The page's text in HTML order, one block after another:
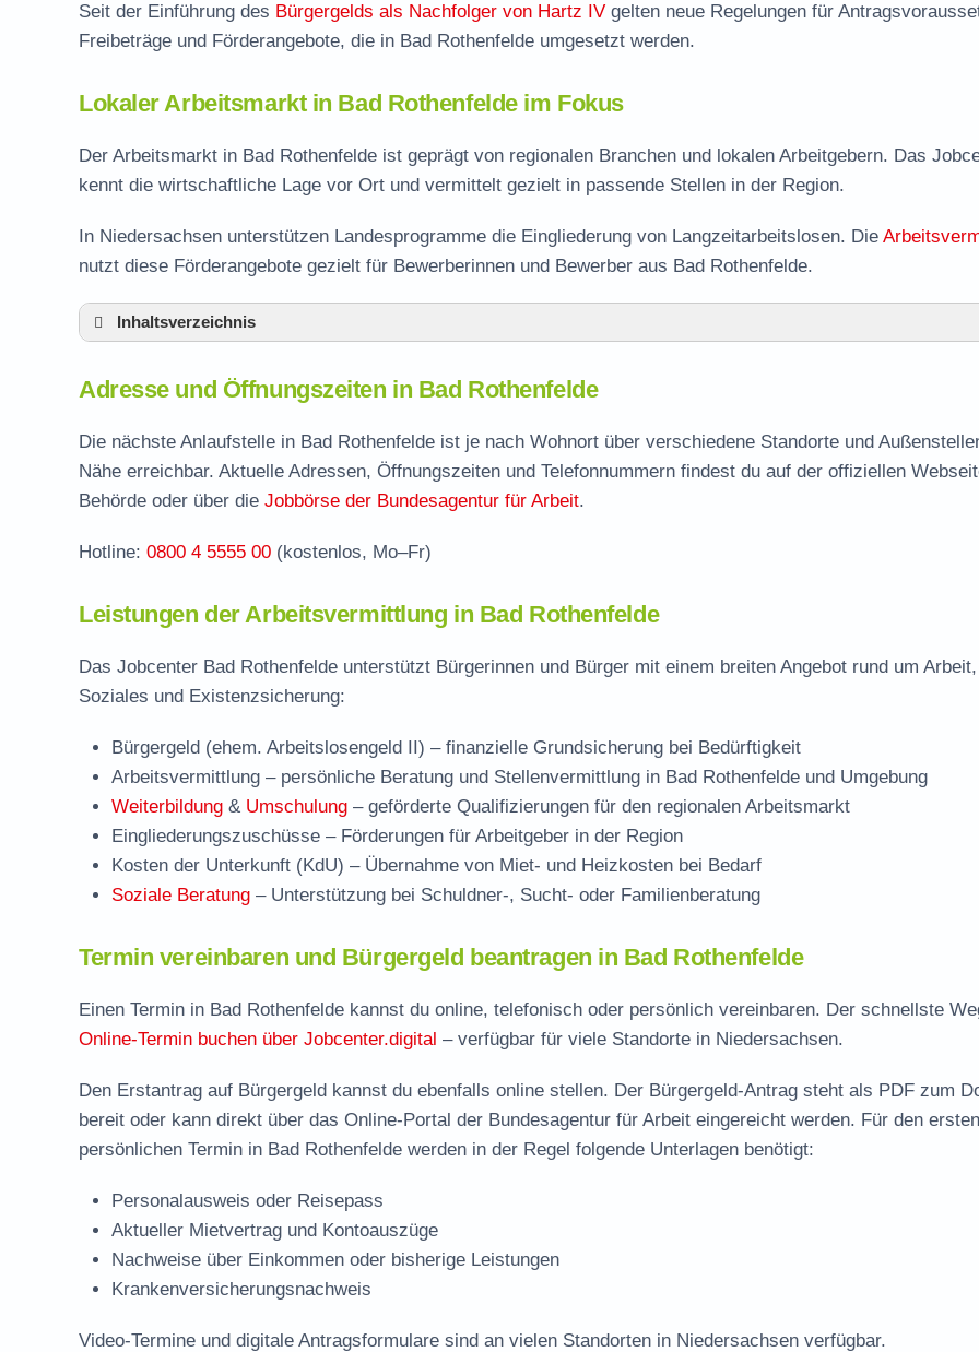
Seit der Einführung des Bürgergelds als Nachfolger von Hartz IV gelten neue Regelungen für
Freibeträge und Förderangebote, die in Bad Rothenfelde umgesetzt werden.
Lokaler Arbeitsmarkt in Bad Rothenfelde im Fokus
Der Arbeitsmarkt in Bad Rothenfelde ist geprägt von regionalen Branchen und lokalen Arbeitgebern. Das
kennt die wirtschaftliche Lage vor Ort und vermittelt gezielt in passende Stellen in der Region.
In Niedersachsen unterstützen Landesprogramme die Eingliederung von Langzeitarbeitslosen. Die
nutzt diese Förderangebote gezielt für Bewerberinnen und Bewerber aus Bad Rothenfelde.
Inhaltsverzeichnis
Leistungen der Arbeitsvermittlung in Bad Rothenfelde
Termin vereinbaren und Bürgergeld beantragen
Jobcenter Osnabrück – zuständige Stelle
Stellenangebote und Jobbörse in Bad Rothenfelde
Häufige Fragen rund ums Jobcenter
Adresse und Öffnungszeiten in Bad Rothenfelde
Die nächste Anlaufstelle in Bad Rothenfelde ist je nach Wohnort über verschiedene Standorte und
Nähe erreichbar. Aktuelle Adressen, Öffnungszeiten und Telefonnummern findest du auf der offiziellen
Behörde oder über die Jobbörse der Bundesagentur für Arbeit.
Hotline: 0800 4 5555 00 (kostenlos, Mo–Fr)
Leistungen der Arbeitsvermittlung in Bad Rothenfelde
Das Jobcenter Bad Rothenfelde unterstützt Bürgerinnen und Bürger mit einem breiten Angebot rund um Arbeit,
Soziales und Existenzsicherung:
Bürgergeld (ehem. Arbeitslosengeld II) – finanzielle Grundsicherung bei Bedürftigkeit
Arbeitsvermittlung – persönliche Beratung und Stellenvermittlung in Bad Rothenfelde und Umgebung
Weiterbildung & Umschulung – geförderte Qualifizierungen für den regionalen Arbeitsmarkt
Eingliederungszuschüsse – Förderungen für Arbeitgeber in der Region
Kosten der Unterkunft (KdU) – Übernahme von Miet- und Heizkosten bei Bedarf
Soziale Beratung – Unterstützung bei Schuldner-, Sucht- oder Familienberatung
Termin vereinbaren und Bürgergeld beantragen in Bad Rothenfelde
Einen Termin in Bad Rothenfelde kannst du online, telefonisch oder persönlich vereinbaren. Der schnellste
Online-Termin buchen über Jobcenter.digital – verfügbar für viele Standorte in Niedersachsen.
Den Erstantrag auf Bürgergeld kannst du ebenfalls online stellen. Der Bürgergeld-Antrag steht als PDF zum
bereit oder kann direkt über das Online-Portal der Bundesagentur für Arbeit eingereicht werden. Für den ersten
persönlichen Termin in Bad Rothenfelde werden in der Regel folgende Unterlagen benötigt:
Personalausweis oder Reisepass
Aktueller Mietvertrag und Kontoauszüge
Nachweise über Einkommen oder bisherige Leistungen
Krankenversicherungsnachweis
Video-Termine und digitale Antragsformulare sind an vielen Standorten in Niedersachsen verfügbar.